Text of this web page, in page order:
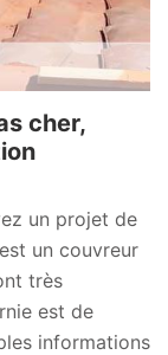
cher,
un projet de
un couvreur
très
est de
informations